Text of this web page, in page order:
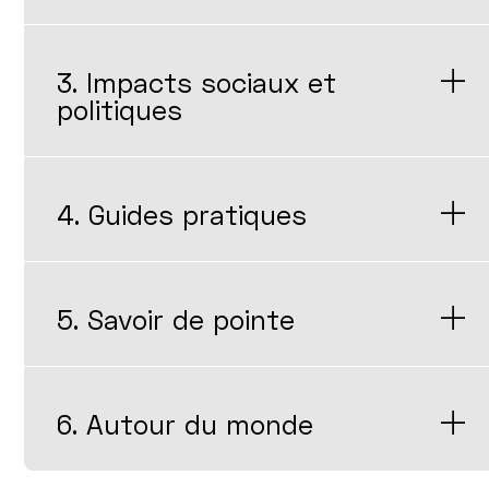
3. Impacts sociaux et
politiques
4. Guides pratiques
5. Savoir de pointe
6. Autour du monde